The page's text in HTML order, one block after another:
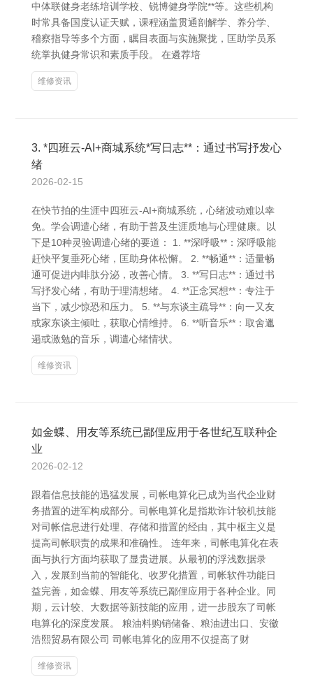
中体联健身老练培训学校、锐博健身学院**等。这些机构
时常具备国度认证天赋，课程涵盖贯通剖解学、养分学、
稽察指导等多个方面，瞩目表面与实施聚拢，匡助学员系
统掌执健身常识和素质手段。 在遴荐培
维修资讯
3. *四班云-AI+商城系统*写日志**：通过书写抒发心
绪
2026-02-15
在快节拍的生涯中四班云-AI+商城系统，心绪波动难以幸
免。学会调遣心绪，有助于普及生涯质地与心理健康。以
下是10种灵验调遣心绪的要道： 1. **深呼吸**：深呼吸能
赶快平复垂死心绪，匡助身体松懈。 2. **畅通**：适量畅
通可促进内啡肽分泌，改善心情。 3. **写日志**：通过书
写抒发心绪，有助于理清想绪。 4. **正念冥想**：专注于
当下，减少惊恐和压力。 5. **与东谈主疏导**：向一又友
或家东谈主倾吐，获取心情维持。 6. **听音乐**：取舍邋
遢或激勉的音乐，调遣心绪情状。
维修资讯
如金蝶、用友等系统已鄙俚应用于各世纪互联种企
业
2026-02-12
跟着信息技能的迅猛发展，司帐电算化已成为当代企业财
务措置的进军构成部分。司帐电算化是指欺诈计较机技能
对司帐信息进行处理、存储和措置的经由，其中枢主义是
提高司帐职责的成果和准确性。 连年来，司帐电算化在表
面与执行方面均获取了显贵进展。从最初的浮浅数据录
入，发展到当前的智能化、收罗化措置，司帐软件功能日
益完善，如金蝶、用友等系统已鄙俚应用于各种企业。同
期，云计较、大数据等新技能的应用，进一步股东了司帐
电算化的深度发展。 粮油料购销储备、粮油进出口、安徽
浩熙贸易有限公司 司帐电算化的应用不仅提高了财
维修资讯